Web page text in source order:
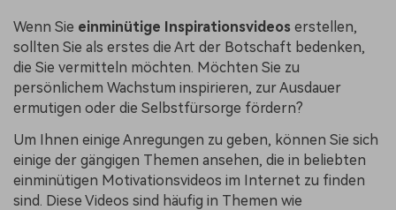
Wenn Sie einminütige Inspirationsvideos erstellen,
sollten Sie als erstes die Art der Botschaft bedenken,
die Sie vermitteln möchten. Möchten Sie zu
persönlichem Wachstum inspirieren, zur Ausdauer
ermutigen oder die Selbstfürsorge fördern?
Um Ihnen einige Anregungen zu geben, können Sie sich
einige der gängigen Themen ansehen, die in beliebten
einminütigen Motivationsvideos im Internet zu finden
sind. Diese Videos sind häufig in Themen wie